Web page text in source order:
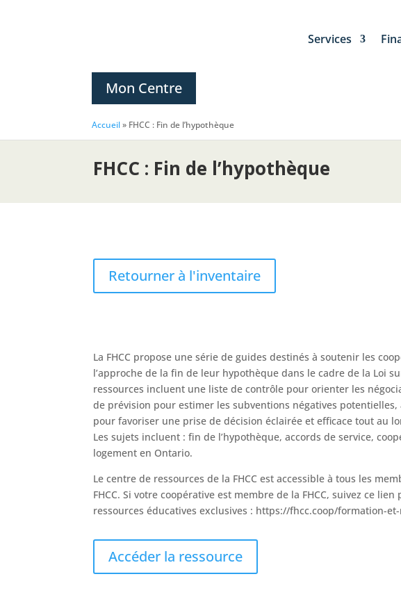
Services
Mon Centre
Accueil» FHCC : Fin de l’hypothèque
FHCC : Fin de l’hypothèque
Retourner à l'inventaire
La FHCC propose une série de guides destinés à soutenir les
l’approche de la fin de leur hypothèque dans le cadre de la Loi
ressources incluent une liste de contrôle pour orienter les
de prévision pour estimer les subventions négatives
pour favoriser une prise de décision éclairée et efficace tout au
Les sujets incluent : fin de l’hypothèque, accords de service,
logement en Ontario.
Le centre de ressources de la FHCC est accessible à tous les
FHCC. Si votre coopérative est membre de la FHCC, suivez ce
ressources éducatives exclusives : https://fhcc.coop/formation-
Accéder la ressource